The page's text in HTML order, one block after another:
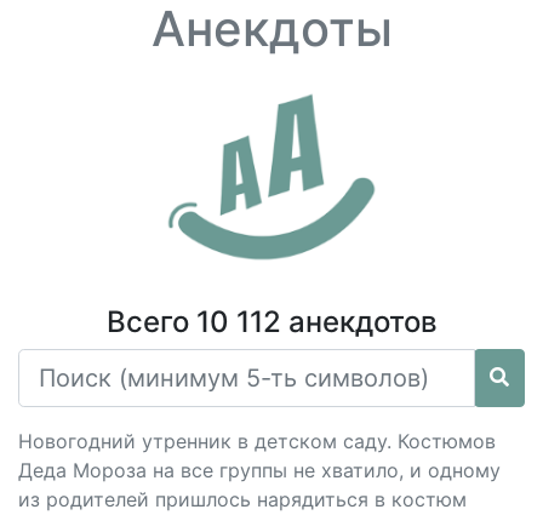
Анекдоты
Всего 10 112 анекдотов
Новогодний утренник в детском саду. Костюмов
Деда Мороза на все группы не хватило, и одному
из родителей пришлось нарядиться в костюм